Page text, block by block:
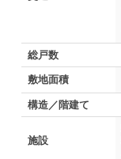
総戸数
敷地面積
構造／階建て
施設